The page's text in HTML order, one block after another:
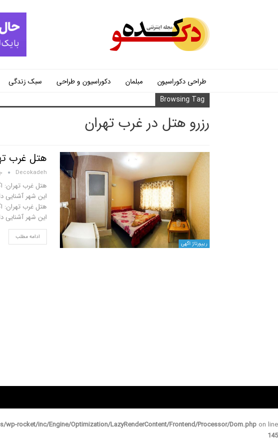
طراحی دکوراسیون مبلمان دکوراسیون و طراحی سبک زندگی
Browsing Tag
رزرو هتل در غرب تهران
ریپورتاژ اگهی
هتل غرب
Decokadeh
هتل غرب تهران:
این شهر آشنایی
هتل غرب تهران:
این شهر آشنایی
ادامه مطلب
rocket/inc/Engine/Optimization/LazyRenderContent/Frontend/Processor/Dom.php on line
145